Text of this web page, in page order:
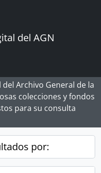
del AGN
Archivo General de la
colecciones y fondos
para su consulta
por: